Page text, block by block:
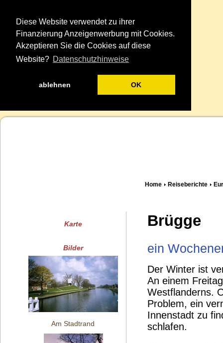
Diese Website verwendet zu ihrer
Finanzierung Anzeigenwerbung mit Cookies.
Akzeptieren Sie die Cookies auf diese
Website? Datenschutzhinweise
ablehnen OK
Home Reiseberichte
Karte
Bilder
Am Stadtrand
Brügge
ein
Der Winter ist
An einem
Westflanderns.
Problem, ein
Innenstadt zu
schlafen.